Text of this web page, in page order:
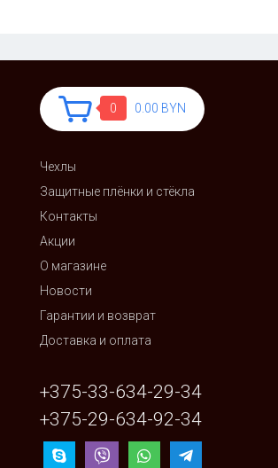
0 0.00 BYN
Чехлы
Защитные плёнки и стёкла
Контакты
Акции
О магазине
Новости
Гарантии и возврат
Доставка и оплата
+375-33-634-29-34
+375-29-634-92-34